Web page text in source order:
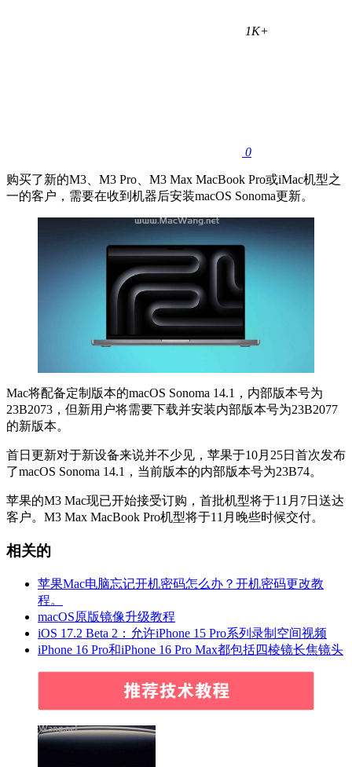
1K+
0
购买了新的M3、M3 Pro、M3 Max MacBook Pro或iMac机型之
一的客户，需要在收到机器后安装macOS Sonoma更新。
Mac将配备定制版本的‌macOS Sonoma ‌14.1，内部版本号为
23B2073，但新用户将需要下载并安装内部版本号为23B2077
的新版本。
首日更新对于新设备来说并不少见，苹果于10月25日首次发布
了macOS Sonoma 14.1，当前版本的内部版本号为23B74。
苹果的M3 Mac现已开始接受订购，首批机型将于11月7日送达
客户。M3 Max MacBook Pro机型将于11月晚些时候交付。
相关的
苹果Mac电脑忘记开机密码怎么办？开机密码更改教
程。
macOS原版镜像升级教程
iOS 17.2 Beta 2：允许iPhone 15 Pro系列录制空间视频
iPhone 16 Pro和‌iPhone 16‌ Pro Max都包括四棱镜长焦镜头